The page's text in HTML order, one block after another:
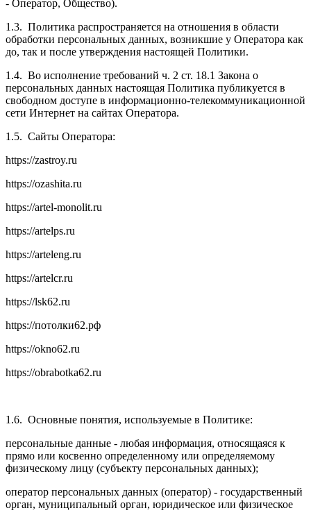
- Оператор, Общество).
1.3. Политика распространяется на отношения в области
обработки персональных данных, возникшие у Оператора как
до, так и после утверждения настоящей Политики.
1.4. Во исполнение требований ч. 2 ст. 18.1 Закона о
персональных данных настоящая Политика публикуется в
свободном доступе в информационно-телекоммуникационной
сети Интернет на сайтах Оператора.
1.5. Сайты Оператора:
https://zastroy.ru
https://ozashita.ru
https://artel-monolit.ru
https://artelps.ru
https://arteleng.ru
https://artelcr.ru
https://lsk62.ru
https://потолки62.рф
https://okno62.ru
https://obrabotka62.ru
1.6. Основные понятия, используемые в Политике:
персональные данные - любая информация, относящаяся к
прямо или косвенно определенному или определяемому
физическому лицу (субъекту персональных данных);
оператор персональных данных (оператор) - государственный
орган, муниципальный орган, юридическое или физическое